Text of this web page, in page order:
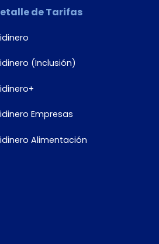
de Tarifas
(Inclusión)
Empresas
Alimentación